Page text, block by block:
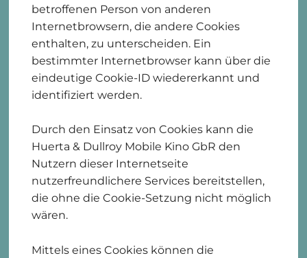
betroffenen Person von anderen
Internetbrowsern, die andere Cookies
enthalten, zu unterscheiden. Ein
bestimmter Internetbrowser kann über die
eindeutige Cookie-ID wiedererkannt und
identifiziert werden.
Durch den Einsatz von Cookies kann die
Huerta & Dullroy Mobile Kino GbR den
Nutzern dieser Internetseite
nutzerfreundlichere Services bereitstellen,
die ohne die Cookie-Setzung nicht möglich
wären.
Mittels eines Cookies können die